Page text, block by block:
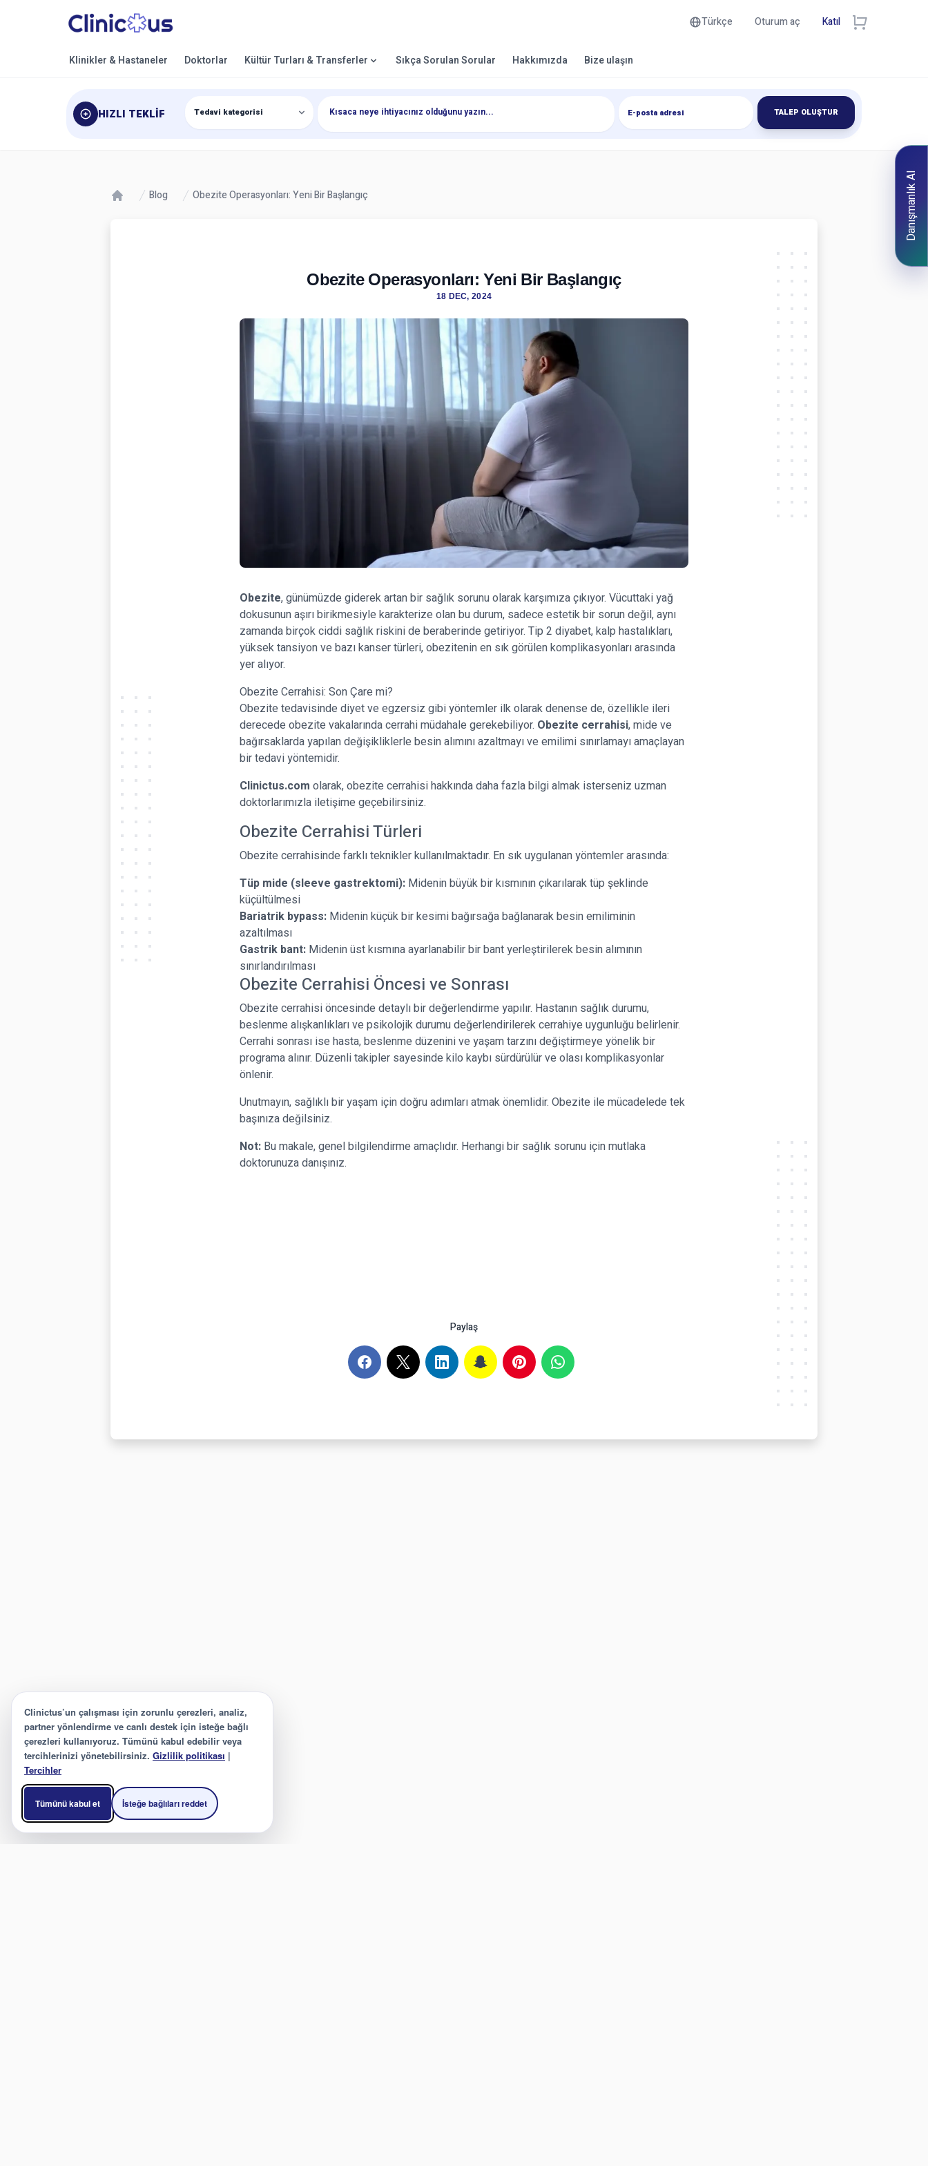
Clinictus’un çalışması için zorunlu çerezleri, analiz,
partner yönlendirme ve canlı destek için isteğe bağlı
çerezleri kullanıyoruz. Tümünü kabul edebilir veya
tercihlerinizi yönetebilirsiniz. Gizlilik politikası |
Tercihler
Tümünü kabul et İsteğe bağlıları reddet
Türkçe Oturum aç Katıl
Klinikler & Hastaneler Doktorlar Kültür Turları & Transferler Sıkça Sorulan Sorular Hakkımızda Bize ulaşın
HIZLI TEKLIF TALEP OLUŞTUR
Danışmanlık Al
Blog Obezite Operasyonları: Yeni Bir Başlangıç
Obezite Operasyonları: Yeni Bir Başlangıç
18 DEC, 2024
Obezite, günümüzde giderek artan bir sağlık sorunu olarak karşımıza çıkıyor. Vücuttaki yağ
dokusunun aşırı birikmesiyle karakterize olan bu durum, sadece estetik bir sorun değil, aynı
zamanda birçok ciddi sağlık riskini de beraberinde getiriyor. Tip 2 diyabet, kalp hastalıkları,
yüksek tansiyon ve bazı kanser türleri, obezitenin en sık görülen komplikasyonları arasında
yer alıyor.
Obezite Cerrahisi: Son Çare mi?
Obezite tedavisinde diyet ve egzersiz gibi yöntemler ilk olarak denense de, özellikle ileri
derecede obezite vakalarında cerrahi müdahale gerekebiliyor. Obezite cerrahisi, mide ve
bağırsaklarda yapılan değişikliklerle besin alımını azaltmayı ve emilimi sınırlamayı amaçlayan
bir tedavi yöntemidir.
Clinictus.com olarak, obezite cerrahisi hakkında daha fazla bilgi almak isterseniz uzman
doktorlarımızla iletişime geçebilirsiniz.
Obezite Cerrahisi Türleri
Obezite cerrahisinde farklı teknikler kullanılmaktadır. En sık uygulanan yöntemler arasında:
Tüp mide (sleeve gastrektomi): Midenin büyük bir kısmının çıkarılarak tüp şeklinde
küçültülmesi
Bariatrik bypass: Midenin küçük bir kesimi bağırsağa bağlanarak besin emiliminin
azaltılması
Gastrik bant: Midenin üst kısmına ayarlanabilir bir bant yerleştirilerek besin alımının
sınırlandırılması
Obezite Cerrahisi Öncesi ve Sonrası
Obezite cerrahisi öncesinde detaylı bir değerlendirme yapılır. Hastanın sağlık durumu,
beslenme alışkanlıkları ve psikolojik durumu değerlendirilerek cerrahiye uygunluğu belirlenir.
Cerrahi sonrası ise hasta, beslenme düzenini ve yaşam tarzını değiştirmeye yönelik bir
programa alınır. Düzenli takipler sayesinde kilo kaybı sürdürülür ve olası komplikasyonlar
önlenir.
Unutmayın, sağlıklı bir yaşam için doğru adımları atmak önemlidir. Obezite ile mücadelede tek
başınıza değilsiniz.
Not: Bu makale, genel bilgilendirme amaçlıdır. Herhangi bir sağlık sorunu için mutlaka
doktorunuza danışınız.
Paylaş